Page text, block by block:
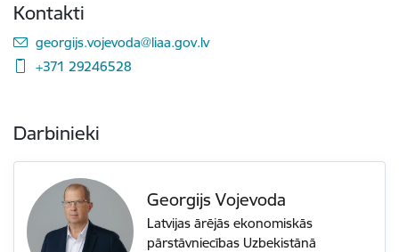
Kontakti
E-pasts:
georgijs.vojevoda@liaa.gov.lv
+371 29246528
Darbinieki
Georgijs Vojevoda
Latvijas ārējās ekonomiskās
pārstāvniecības Uzbekistānā